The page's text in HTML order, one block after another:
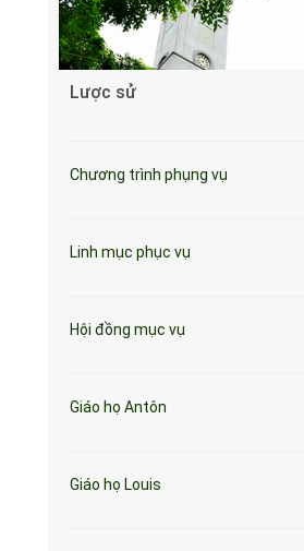
Lược sử
Chương trình phụng vụ
Linh mục phục vụ
Hội đồng mục vụ
Giáo họ Antôn
Giáo họ Louis